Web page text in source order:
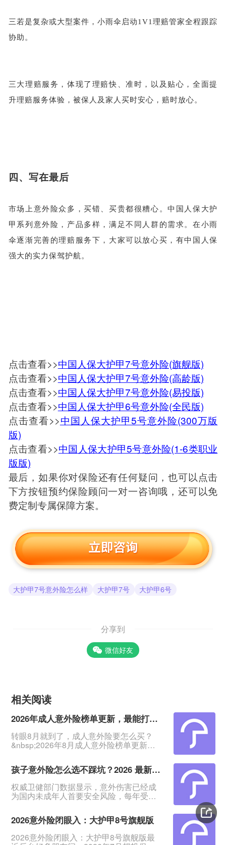
三若是复杂或大型案件，小雨伞启动1V1理赔管家全程跟踪
协助。
三大理赔服务，体现了理赔快、准时，以及贴心，全面提
升理赔服务体验，被保人及家人买时安心，赔时放心。
四、 写在最后
市场上意外险众多，买错、买贵都很糟心。中国人保大护
甲系列意外险，产品多样，满足不同人群的需求。在小雨
伞逐渐完善的理赔服务下，大家可以放心买，有中国人保
强大的实力保驾护航。
点击查看>>中国人保大护甲7号意外险(旗舰版)
点击查看>>中国人保大护甲7号意外险(高龄版)
点击查看>>中国人保大护甲7号意外险(易投版)
点击查看>>中国人保大护甲6号意外险(全民版)
点击查看>>中国人保大护甲5号意外险(300万版
版)
点击查看>>中国人保大护甲5号意外险(1-6类职业
版版)
最后，如果你对保险还有任何疑问，也可以点击
下方按钮预约保险顾问一对一咨询哦，还可以免
费定制专属保障方案。
大护甲7号意外险怎么样 大护甲7号 大护甲6号
分享到
微信好友
相关阅读
2026年成人意外险榜单更新，最能打的2款来了
转眼8月就到了，成人意外险要怎么买？
&nbsp;2026年8月成人意外险榜单更新
业人群，中老年、高危职业都能买。
&nbsp;其中两款长期霸榜，性价比超能
打。准备入手意外险的快给自己和家人收
藏起来。
&nbsp;&nbsp;&nbsp;&nbsp;&nbsp;一、普
这款就是
孩子意外险怎么选不踩坑？2026 最新榜单一文看懂
权威卫健部门数据显示，意外伤害已经成
为国内未成年人首要安全风险，每年受伤
提前预判，家长很难全天候看护孩子，怎
样才能给孩子稳妥的风险兜底？其实每年
仅需几十元，就能配置一份少儿意外险，
不仅可以报销孩子磕碰、摔伤产生的意外
2026意外险闭眼入：大护甲8号旗舰版
2026意外险闭眼入：大护甲8号旗舰版最